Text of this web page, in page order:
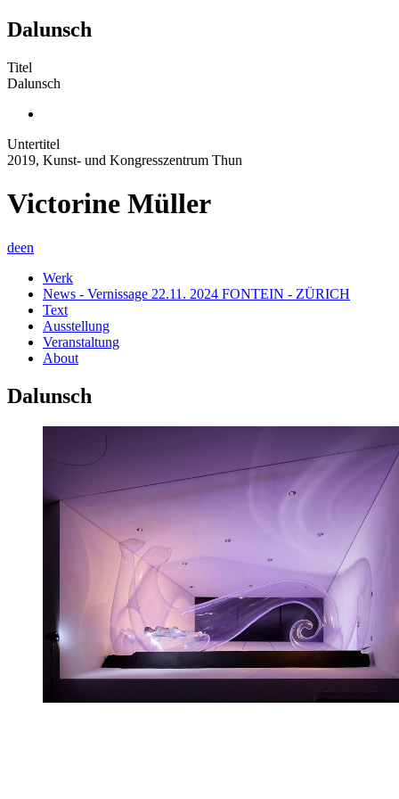
Dalunsch
Titel
Dalunsch
Untertitel
2019, Kunst- und Kongresszentrum Thun
Victorine Müller
deen
Werk
News - Vernissage 22.11. 2024 FONTEIN - ZÜRICH
Text
Ausstellung
Veranstaltung
About
Dalunsch